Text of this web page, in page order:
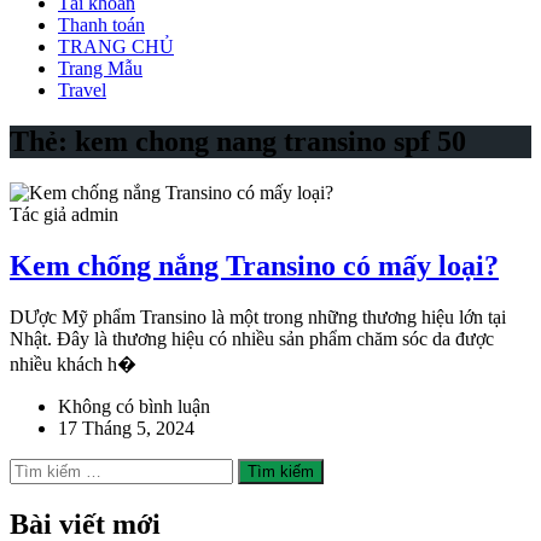
Thanh toán
TRANG CHỦ
Trang Mẫu
Travel
Thẻ: kem chong nang transino spf 50
Tác giả admin
Kem chống nắng Transino có mấy loại?
DƯợc Mỹ phẩm Transino là một trong những thương hiệu lớn tại
Nhật. Đây là thương hiệu có nhiều sản phẩm chăm sóc da được
nhiều khách h�
Không có bình luận
17 Tháng 5, 2024
Tìm
kiếm
cho:
Bài viết mới